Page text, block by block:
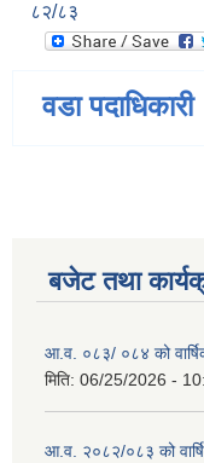
८२/८३
वडा पदाधिकारी
बजेट तथा
आ.व. ०८३/ ०८४ को
मिति: 06/25/2026 -
आ.व. २०८२/०८३ को